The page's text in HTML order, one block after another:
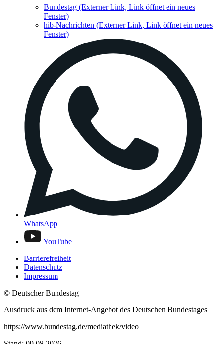
Bundestag (Externer Link, Link öffnet ein neues
Fenster)
hib-Nachrichten (Externer Link, Link öffnet ein neues
Fenster)
WhatsApp
YouTube
Barrierefreiheit
Datenschutz
Impressum
© Deutscher Bundestag
Ausdruck aus dem Internet-Angebot des Deutschen Bundestages
https://www.bundestag.de/mediathek/video